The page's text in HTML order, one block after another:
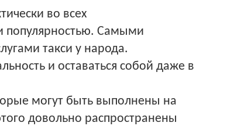
во всех
популярностью. Самыми
такси у народа.
и оставаться собой даже в
могут быть выполнены на
довольно распространены